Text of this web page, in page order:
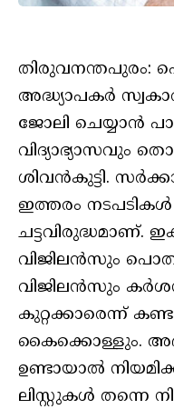
തിരുവനന്തപുരം:
അദ്ധ്യാപകർ
ജോലി ചെയ്യാൻ
വിദ്യാഭ്യാസവും
ശിവൻകുട്ടി.
ഇത്തരം
ചട്ടവിരുദ്ധമാണ്.
വിജിലൻസും പൊതു
വിജിലൻസും
കുറ്റക്കാരെന്ന്
കൈക്കൊള്ളും.
ഉണ്ടായാൽ
ലിസ്റ്റുകൾ തന്നെ